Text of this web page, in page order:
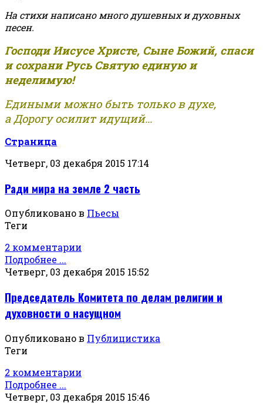
На стихи написано много душевных и духовных
песен.
Господи Иисусе Христе, Сыне Божий, спаси
и сохрани Русь Святую единую и
неделимую!
Едиными можно быть только в духе,
а Дорогу осилит идущий...
Страница
Четверг, 03 декабря 2015 17:14
Ради мира на земле 2 часть
Опубликовано в Пьесы
Теги
2 комментарии
Подробнее ...
Четверг, 03 декабря 2015 15:52
Председатель Комитета по делам религии и
духовности о насущном
Опубликовано в Публицистика
Теги
2 комментарии
Подробнее ...
Четверг, 03 декабря 2015 15:46